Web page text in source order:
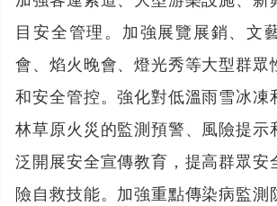
目安全管理。加強展覽展銷、文
會、焰火晚會、燈光秀等大型群眾
和安全管控。強化對低溫雨雪冰凍
林草原火災的監測預警、風險提示
泛開展安全宣傳教育，提高群眾安
險自救技能。加強重點傳染病監測